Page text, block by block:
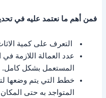
فمن أهم ما نعتمد عليه في
التعرف على كمية
عدد العمالة اللازمة في
المستعمل بشكل كامل.
خطط التي يتم وضعها
المتواجد به حتى